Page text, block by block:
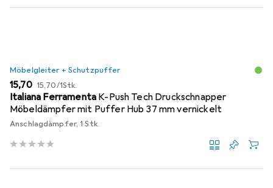
Möbelgleiter + Schutzpuffer
EUR
15,70 EUR
15,70/1Stk.
Italiana Ferramenta K-Push Tech Druckschnapper
Möbeldämpfer mit Puffer Hub 37 mm vernickelt
Anschlagdämpfer, 1 Stk.